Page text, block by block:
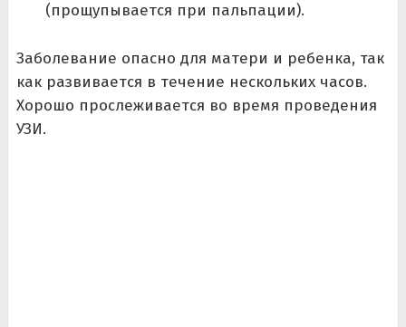
(прощупывается при пальпации).
Заболевание опасно для матери и ребенка, так
как развивается в течение нескольких часов.
Хорошо прослеживается во время проведения
УЗИ.